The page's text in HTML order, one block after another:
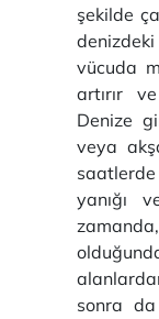
şekilde
vücuda
artırır
Denize
veya
yanığı
sonra